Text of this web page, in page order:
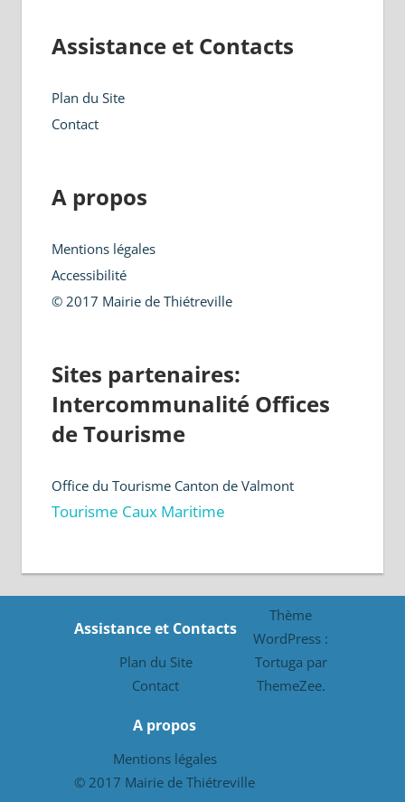
Assistance et Contacts
Plan du Site
Contact
A propos
Mentions légales
Accessibilité
© 2017 Mairie de Thiétreville
Sites partenaires:
Intercommunalité Offices
de Tourisme
Office du Tourisme Canton de Valmont
Tourisme Caux Maritime
Assistance et Contacts
Plan du Site
Contact
A propos
Mentions légales
© 2017 Mairie de Thiétreville
Thème
WordPress :
Tortuga par
ThemeZee.